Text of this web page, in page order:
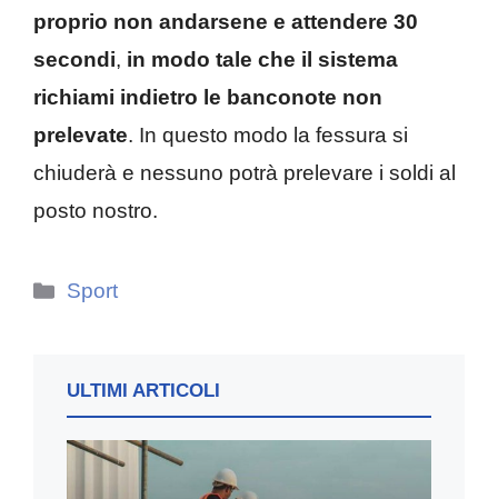
proprio non andarsene e attendere 30
secondi, in modo tale che il sistema
richiami indietro le banconote non
prelevate. In questo modo la fessura si
chiuderà e nessuno potrà prelevare i soldi al
posto nostro.
Categorie
Sport
ULTIMI ARTICOLI